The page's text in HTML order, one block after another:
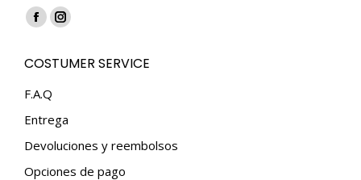
Encuéntranos en:
Facebook
opens
in
window
Instagram
opens
window
COSTUMER SERVICE
F.A.Q
Entrega
Devoluciones y reembolsos
Opciones de pago